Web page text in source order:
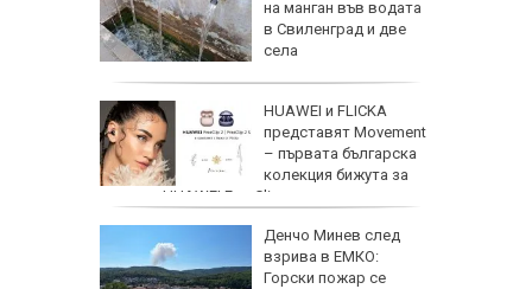
на манган във водата
в Свиленград и две
села
HUAWEI и FLICKA
представят Movement
– първата българска
колекция бижута за
серията HUAWEI FreeClip
Денчо Минев след
взрива в ЕМКО:
Горски пожар се